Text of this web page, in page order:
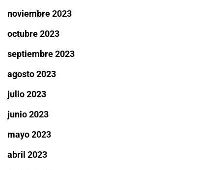
noviembre 2023
octubre 2023
septiembre 2023
agosto 2023
julio 2023
junio 2023
mayo 2023
abril 2023